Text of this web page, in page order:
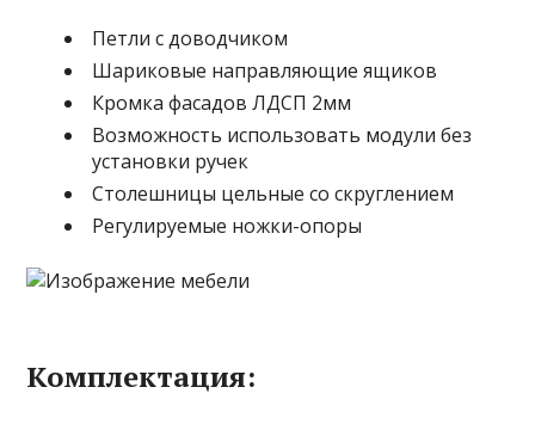
Петли с доводчиком
Шариковые направляющие ящиков
Кромка фасадов ЛДСП 2мм
Возможность использовать модули без
установки ручек
Столешницы цельные со скруглением
Регулируемые ножки-опоры
Комплектация: